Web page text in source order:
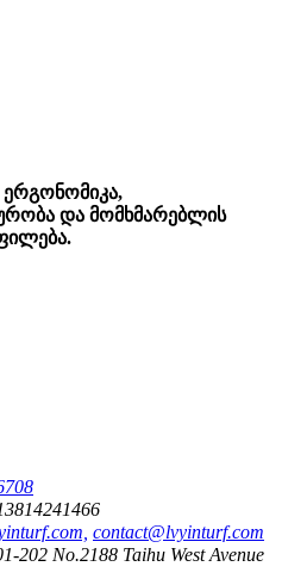
ერგონომიკა,
და მომხმარებლის
contact@lvyinturf.com
202 No.2188 Taihu West Avenue